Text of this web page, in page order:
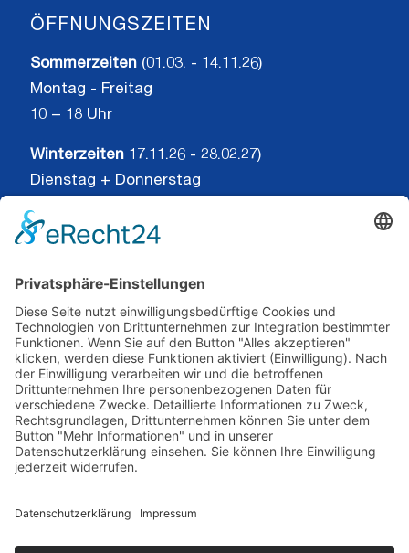
ÖFFNUNGSZEITEN
Sommerzeiten (01.03. - 14.11.26)
Montag - Freitag
10 − 18 Uhr
Winterzeiten 17.11.26 - 28.02.27)
Dienstag + Donnerstag
12 − 18 Uhr
sowie nach Vereinbarung